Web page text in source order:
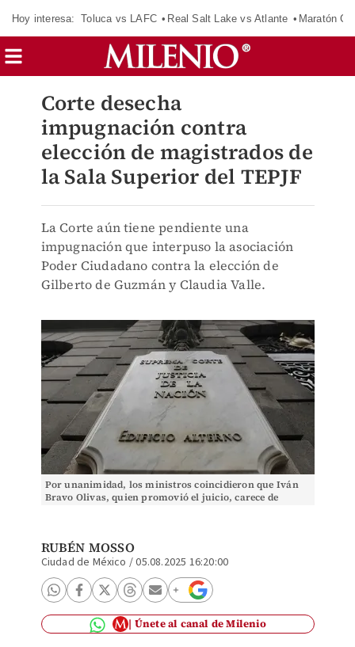
Hoy interesa: Toluca vs LAFC Real Salt Lake vs Atlante Maratón
Corte desecha
impugnación contra
elección de magistrados de
la Sala Superior del TEPJF
La Corte aún tiene pendiente una
impugnación que interpuso la asociación
Poder Ciudadano contra la elección de
Gilberto de Guzmán y Claudia Valle.
Por unanimidad, los ministros coincidieron que Iván
Bravo Olivas, quien promovió el juicio, carece de
RUBÉN MOSSO
Ciudad de México /05.08.2025 16:20:00
Únete al canal de Milenio